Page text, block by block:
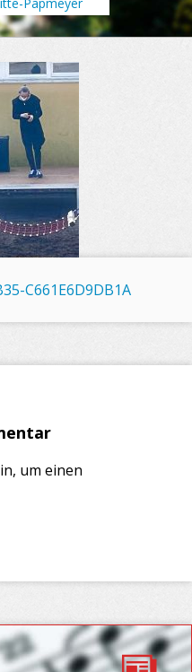
C661E6D9DB1A
um einen